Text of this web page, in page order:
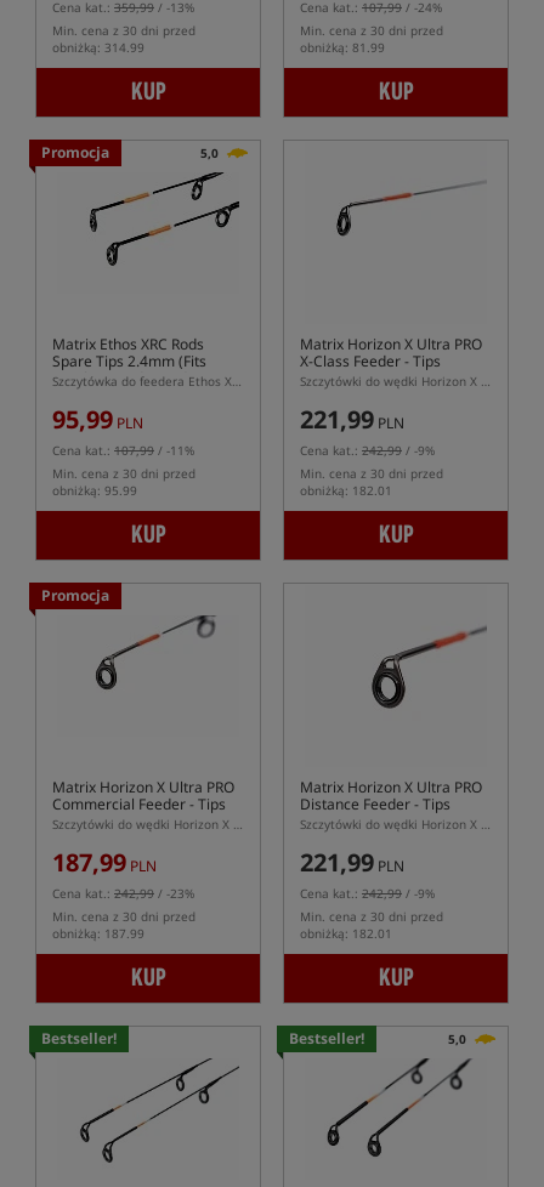
Cena kat.: 359,99 / -13%
Min. cena z 30 dni przed
obniżką: 314.99
KUP
Cena kat.: 107,99 / -24%
Min. cena z 30 dni przed
obniżką: 81.99
KUP
Promocja 5,0
Matrix Ethos XRC Rods
Spare Tips 2.4mm (Fits
Bomb & Feeder Rods)
Szczytówka do feedera Ethos XRC
95,99 PLN
Cena kat.: 107,99 / -11%
Min. cena z 30 dni przed
obniżką: 95.99
KUP
Matrix Horizon X Ultra PRO
X-Class Feeder - Tips
Szczytówki do wędki Horizon X Ultra PRO X-Class Feeder
221,99 PLN
Cena kat.: 242,99 / -9%
Min. cena z 30 dni przed
obniżką: 182.01
KUP
Promocja
Matrix Horizon X Ultra PRO
Commercial Feeder - Tips
Szczytówki do wędki Horizon X Ultra PRO Commercial Feeder
187,99 PLN
Cena kat.: 242,99 / -23%
Min. cena z 30 dni przed
obniżką: 187.99
KUP
Matrix Horizon X Ultra PRO
Distance Feeder - Tips
Szczytówki do wędki Horizon X Ultra PRO Distance Feeder
221,99 PLN
Cena kat.: 242,99 / -9%
Min. cena z 30 dni przed
obniżką: 182.01
KUP
Bestseller! Bestseller! 5,0